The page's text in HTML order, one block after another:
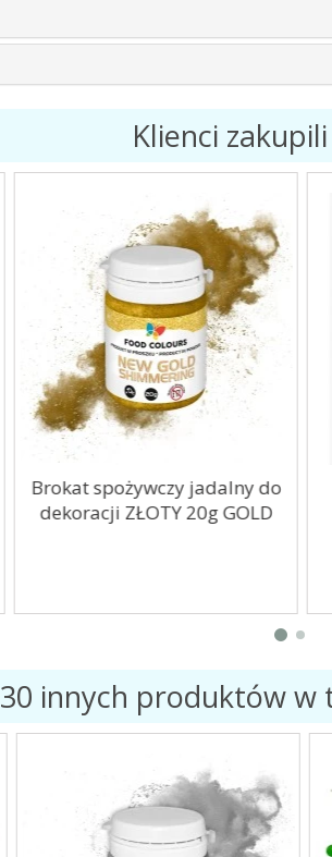
Klienci
Brokat spożywczy jadalny do
dekoracji ZŁOTY 20g GOLD
30 innych produktów w